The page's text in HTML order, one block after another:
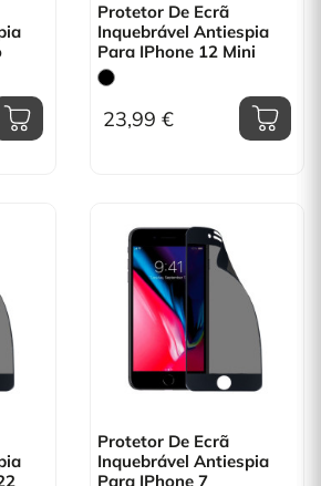
Protetor De Ecrã
Inquebrável Antiespia
Para IPhone 12 Mini
23,99 €
Protetor De Ecrã
Inquebrável Antiespia
Para IPhone 7